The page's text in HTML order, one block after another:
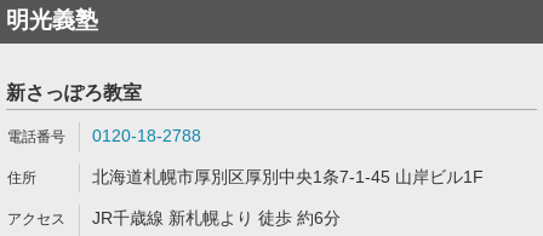
明光義塾
新さっぽろ教室
0120-18-2788
北海道札幌市厚別区厚別中央1条7-1-45 山岸ビル1F
JR千歳線 新札幌より 徒歩 約6分